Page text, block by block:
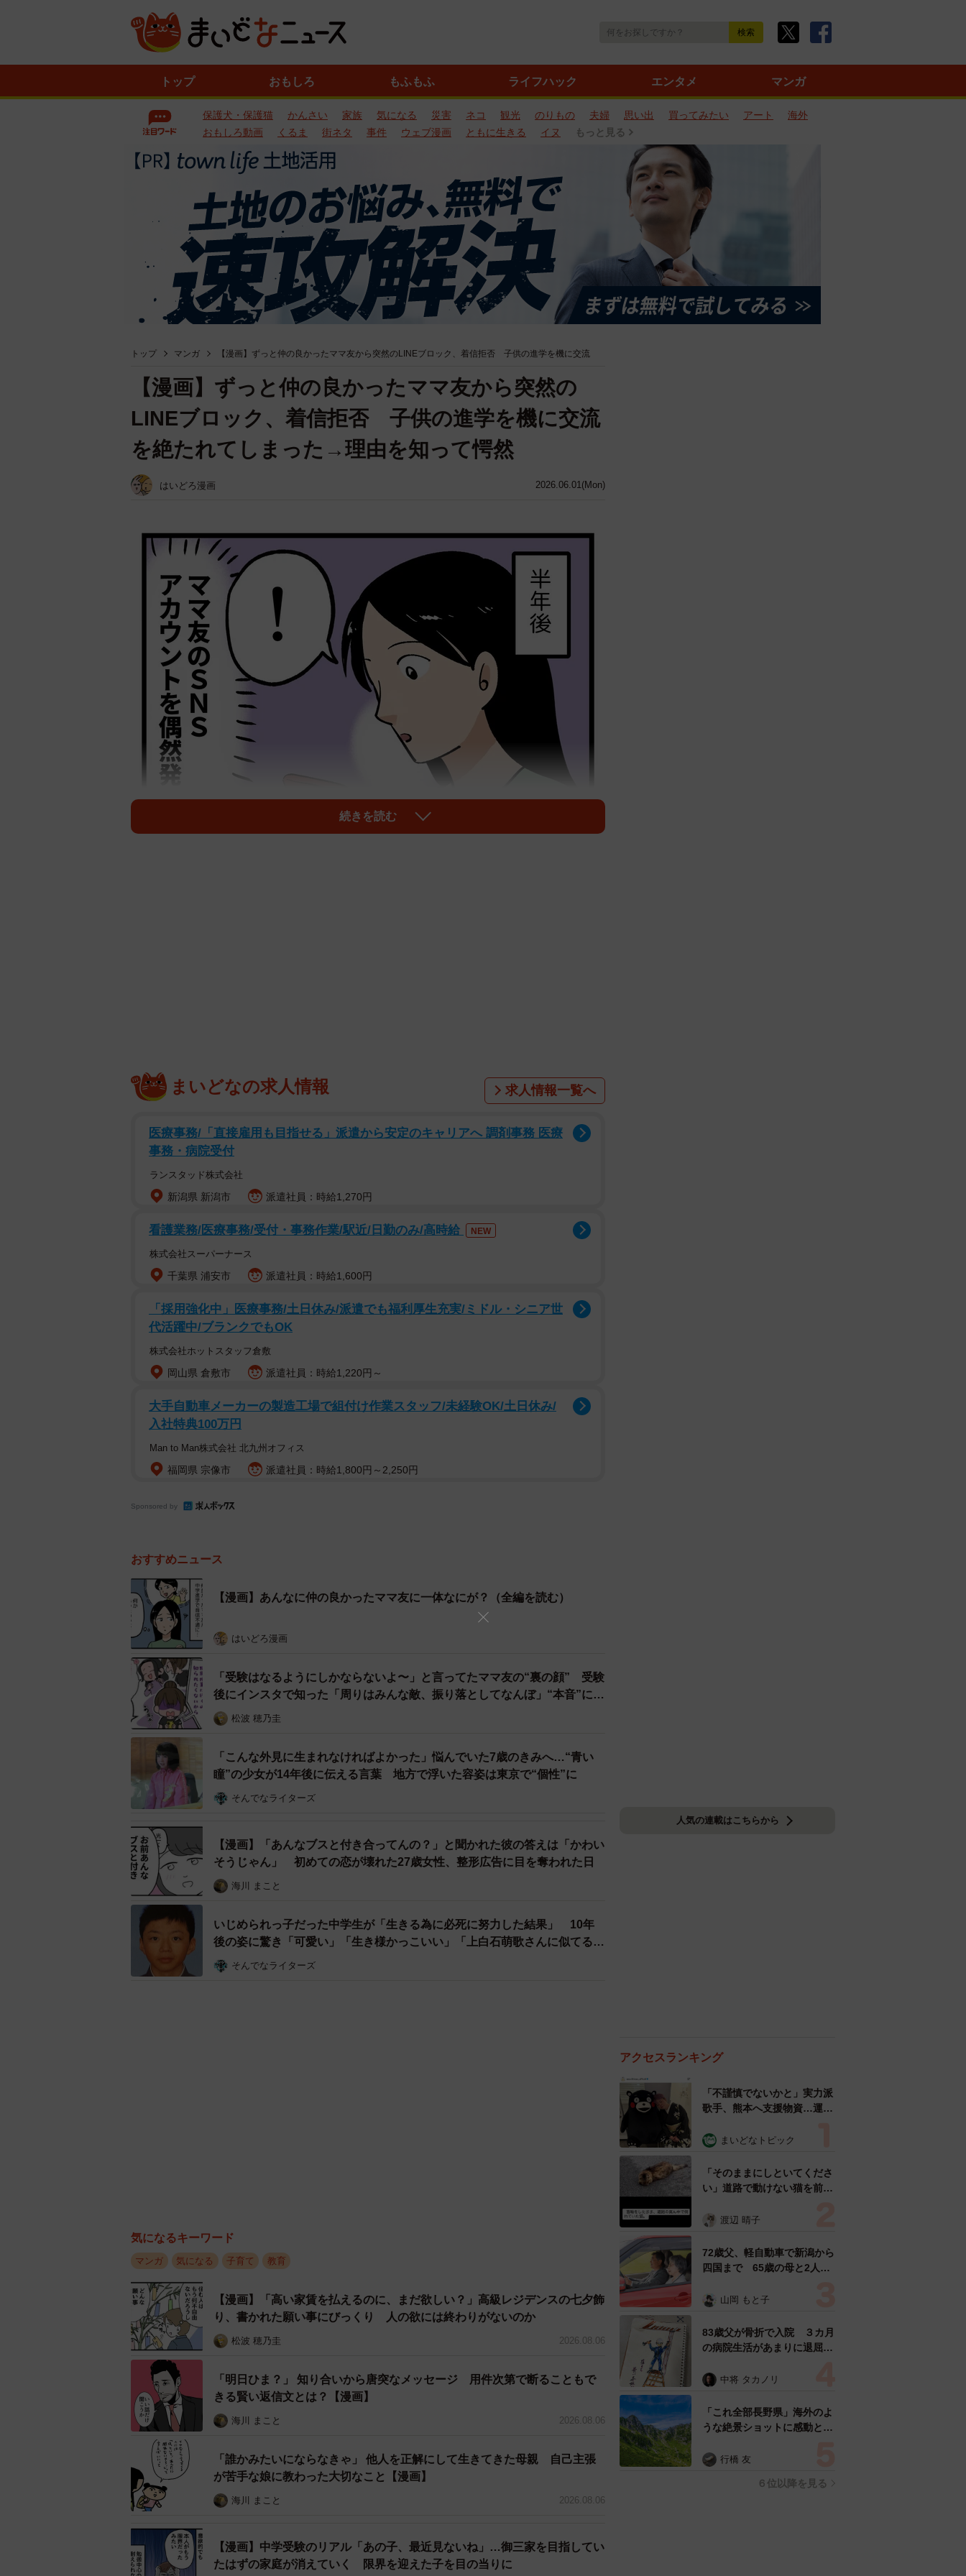
トップ おもしろ もふもふ ライフハック エンタメ マンガ
保護犬・保護猫 かんさい 家族 気になる 災害 ネコ 観光 のりもの 夫婦 思い出 買ってみたい アート
海外
おもしろ動画
くるま 街ネタ 事件 ウェブ漫画 ともに生きる イヌ もっと見る
トップ マンガ 【漫画】ずっと仲の良かったママ友から突然のLINEブロック、着信拒否 子供の進学を機に交流
2026.06.01(Mon)
【漫画】ずっと仲の良かったママ友から突然の
LINEブロック、着信拒否 子供の進学を機に交流
を絶たれてしまった→理由を知って愕然
はいどろ漫画
1/6
都内に住む主婦のAさん（40代）は、当時の戸惑いを思い出すように、ゆっくりと口を開き
ました。
「本当に、ひどく困惑しました…。彼女とは、子どもが小学校時代からの付き合いで、頻繁
にランチを楽しんだり、家族ぐるみで旅行に行ったりするほど親しいママ友だったんです」
――それほど仲が良かったのに、何がきっかけで関係が変わってしまったのでしょうか？
「子どもの進学です。あちらの家は私立中学校へ、うちは公立へと、別々の進路を歩むこと
になったんですね。でも、その時はお互いに『これからも変わらず仲良くしていこうね』っ
て笑顔で言い合っていたんです。私も、その言葉を疑いもしませんでした」
――急に態度を変えられたと？
「ええ。ある日突然、電話にも出なくなり、LINEもブロックされてしまって。理由も全くわ
からないから、ひどく落ち込みました。『何かあったのかな？』『私、嫌われるようなこと
親同士だけじゃなく、子ども同士も仲が良かったんです。だから急に遊べなくなってしまっ
て、うちの子も『どうして？』って悲しそうにしていて…。中学に入って新しい友達ができ
たので少しずつ気持ちは切り替えられたみたいですが、当時は見ていて胸が痛かったです
「半年ほど経った頃です。偶然、彼女のSNSを見つけてしまって。そこに綴られていたの
は、あまりにも衝撃的な言葉でした」
――何と書かれていたのですか？
「『子どもの私立進学を機に、公立小学校で知り合った人は今後の人生に必要ないから、全
員ブロックしちゃった。惰性のママ友関係、やっと断捨離できた！これから先は、自分に必
要な人間関係だけでいい』と書かれていて…。それを見た瞬間は、さすがにショックを受け
ましたね」
価値観の変化は、誰にでも起こり得ます。しかし、肩書きや環境といった表面的な要素で人
人が孤独への道を歩んでいるのではないでしょうか。
思い返してみると、あなたの周りにも、ある日突然理由も告げずにふと消えてしまった友人
はいないでしょうか。執着を手放した先にこそ、本当に心地よい人間関係が待っているのか
もしれませんね。
◇ ◇
【出典】株式会社クロス・マーケティング
▽人間関係に関する調査（2021年）
◇ ◇
続きを読む
まいどなの求人情報 求人情報一覧へ
医療事務/「直接雇用も目指せる」派遣から安定のキャリアへ 調剤事務 医療
事務・病院受付
ランスタッド株式会社
新潟県 新潟市 派遣社員：時給1,270円
看護業務/医療事務/受付・事務作業/駅近/日勤のみ/高時給 NEW
株式会社スーパーナース
千葉県 浦安市 派遣社員：時給1,600円
「採用強化中」医療事務/土日休み/派遣でも福利厚生充実/ミドル・シニア世
代活躍中/ブランクでもOK
株式会社ホットスタッフ倉敷
岡山県 倉敷市 派遣社員：時給1,220円～
大手自動車メーカーの製造工場で組付け作業スタッフ/未経験OK/土日休み/
入社特典100万円
Man to Man株式会社 北九州オフィス
福岡県 宗像市 派遣社員：時給1,800円～2,250円
Sponsored by
おすすめニュース
【漫画】あんなに仲の良かったママ友に一体なにが？（全編を読む）
はいどろ漫画
「受験はなるようにしかならないよ〜」と言ってたママ友の“裏の顔” 受験
後にインスタで知った「周りはみんな敵、振り落としてなんぼ」“本音”に衝
撃
松波 穂乃圭
「こんな外見に生まれなければよかった」悩んでいた7歳のきみへ…“青い
瞳”の少女が14年後に伝える言葉 地方で浮いた容姿は東京で“個性”に
そんでなライターズ
【漫画】「あんなブスと付き合ってんの？」と聞かれた彼の答えは「かわい
そうじゃん」 初めての恋が壊れた27歳女性、整形広告に目を奪われた日
海川 まこと
いじめられっ子だった中学生が「生きる為に必死に努力した結果」 10年
後の姿に驚き「可愛い」「生き様かっこいい」「上白石萌歌さんに似てる」
の声も
そんでなライターズ
気になるキーワード
マンガ 気になる 子育て 教育
【漫画】「高い家賃を払えるのに、まだ欲しい？」高級レジデンスの七夕飾
り、書かれた願い事にびっくり 人の欲には終わりがないのか
松波 穂乃圭 2026.08.06
「明日ひま？」 知り合いから唐突なメッセージ 用件次第で断ることもで
きる賢い返信文とは？【漫画】
海川 まこと 2026.08.06
「誰かみたいにならなきゃ」 他人を正解にして生きてきた母親 自己主張
が苦手な娘に教わった大切なこと【漫画】
海川 まこと 2026.08.06
【漫画】中学受験のリアル「あの子、最近見ないね」…御三家を目指してい
たはずの家庭が消えていく 限界を迎えた子を目の当りに
人気の連載はこちらから
アクセスランキング
「不謹慎でないかと」実力派
歌手、熊本へ支援物資…運搬
めらい 「痛いほど伝わる」
まいどなトピック
「そのままにしといてくださ
い」道路で動けない猫を前に
ようとした4日間 「命の重
表の訴え
渡辺 晴子
72歳父、軽自動車で新潟から
四国まで 65歳の母と2人で
憩まで分刻み… 「大学生で
山岡 もと子
83歳父が骨折で入院 ３カ月
の病院生活があまりに退屈で
い！」→スケッチブックを見
すよ…」
中将 タカノリ
「これ全部長野県」海外のよ
うな絶景ショットに感動と反
ったんだって気づいた」
行橋 友
６位以降を見る